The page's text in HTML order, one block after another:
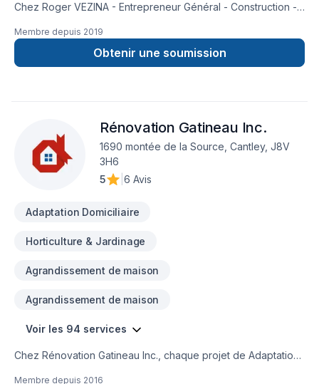
Chez Roger VEZINA - Entrepreneur Général - Construction -
Agrandissement, Balcon, Balcon de bois, Béton, Clôture,
Cuisine, Entretien paysager, Escalier et rampe, Excavation,
Garage, Patio, Pavé uni, Piscine, Plancher, Rénovation
Ontario,Outaouais. Nous privilégions la transparence, l'écoute
et l'efficacité pour bâtir des relations de confiance avec nos
clients. Nous sommes impatients de collaborer avec vous
pour concrétiser votre projet.
Membre depuis 2019
Obtenir une soumission
Rénovation Gatineau Inc.
1690 montée de la Source, Cantley, J8V
3H6
5
6 Avis
Adaptation Domiciliaire
Horticulture & Jardinage
Agrandissement de maison
Agrandissement de maison
Voir les 94 services
Chez Rénovation Gatineau Inc., chaque projet de Adaptation
Membre depuis 2016